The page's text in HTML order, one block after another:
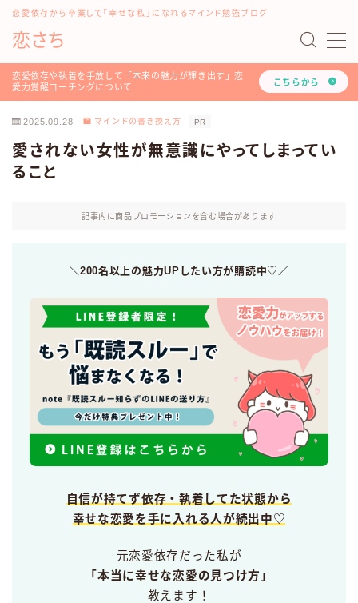
恋さち
恋愛依存から卒業して「幸せな私」になれるマインド勉強ブログ
#16198 (タイトルなし)
「どうして私はいつも愛されないの？」を解決する『恋
愛認知力アップ！LINEレッスン』について
細について
お問い合わせ
ツラい恋愛依存や執着を手放し、幸せな人生を叶える！
プライバシーポリシー
恋愛・LINE依存から卒業したいあなたへ
有料記事の決済完了ページ
運営者情報
恋愛依存や執着を手放して「本来の魅力が輝き出す」恋
愛力覚醒コーチングについて
こちらから
2025.09.28 マインドの書き換え方 PR
愛されない女性が無意識にやってしまってい
ること
記事内に商品プロモーションを含む場合があります
＼200名以上の魅力UPしたい方が購読中♡／
自信が持てず依存・執着してた状態から
幸せな恋愛を手に入れる人が続出中♡
元恋愛依存だった私が
「本当に幸せな恋愛の見つけ方」
教えます！